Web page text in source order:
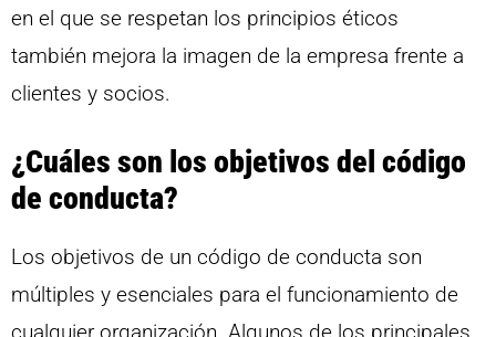
en el que se respetan los principios éticos
también mejora la imagen de la empresa frente a
clientes y socios.
¿Cuáles son los objetivos del código
de conducta?
Los objetivos de un código de conducta son
múltiples y esenciales para el funcionamiento de